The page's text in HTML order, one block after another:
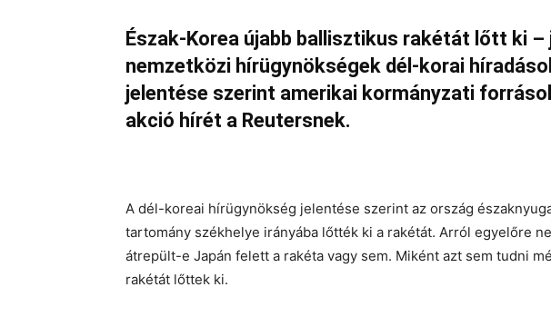
Észak-Korea újabb ballisztikus rakétát lőtt ki
nemzetközi hírügynökségek dél-korai
jelentése szerint amerikai kormányzati
akció hírét a Reutersnek.
A dél-koreai hírügynökség jelentése szerint az ország
tartomány székhelye irányába lőtték ki a rakétát. Arról egyelőre
átrepült-e Japán felett a rakéta vagy sem. Miként azt sem tudni
rakétát lőttek ki.